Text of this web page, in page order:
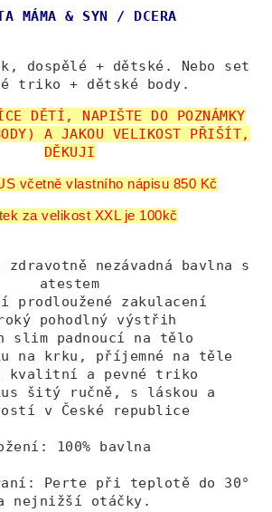
MÁMA & SYN / DCERA
dospělé + dětské. Nebo set
triko + dětské body.
DĚTÍ, NAPIŠTE DO POZNÁMKY
A JAKOU VELIKOST PŘIŠÍT,
DĚKUJI
včetně vlastního nápisu 850 Kč
za velikost XXL je 100kč
zdravotně nezávadná bavlna s
atestem
prodloužené zakulacení
pohodlný výstřih
slim padnoucí na tělo
na krku, příjemné na těle
kvalitní a pevné triko
šitý ručně, s láskou a
v České republice
100% bavlna
Perte při teplotě do 30°
nejnižší otáčky.